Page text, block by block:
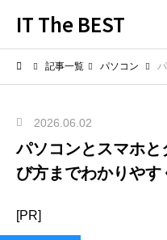
IT The BEST
記事一覧 パソコン パ
2026.06.02
パソコンとスマホ
び方までわかりやす
[PR]